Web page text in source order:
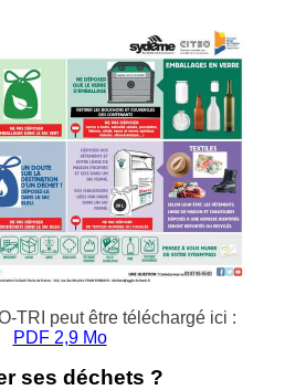
TRI peut être téléchargé ici :
PDF 2,9 Mo
ses déchets ?